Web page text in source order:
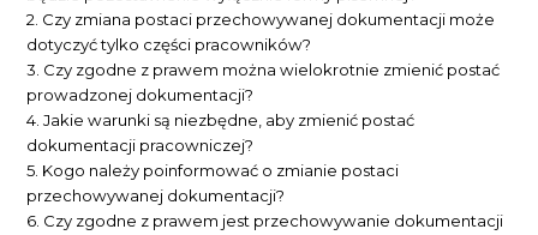
2. Czy zmiana postaci przechowywanej dokumentacji może
dotyczyć tylko części pracowników?
3. Czy zgodne z prawem można wielokrotnie zmienić postać
prowadzonej dokumentacji?
4. Jakie warunki są niezbędne, aby zmienić postać
dokumentacji pracowniczej?
5. Kogo należy poinformować o zmianie postaci
przechowywanej dokumentacji?
6. Czy zgodne z prawem jest przechowywanie dokumentacji